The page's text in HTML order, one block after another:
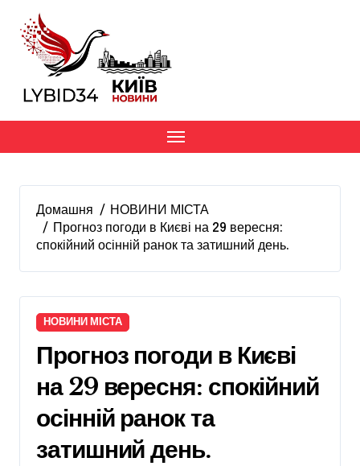
вмісту
Домашня
НОВИНИ МІСТА
Прогноз погоди в Києві на 29 вересня:
спокійний осінній ранок та затишний день.
НОВИНИ МІСТА
Прогноз погоди в Києві
на 29 вересня: спокійний
осінній ранок та
затишний день.